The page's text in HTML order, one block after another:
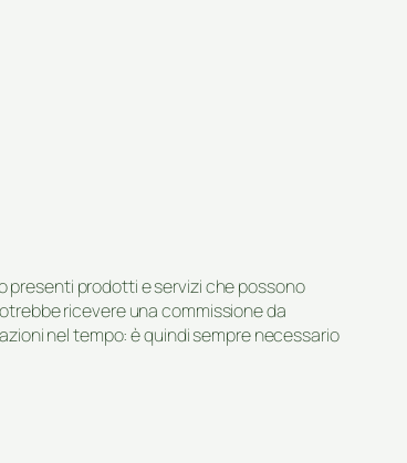
presenti prodotti e servizi che possono
ricevere una commissione da
nel tempo: è quindi sempre necessario